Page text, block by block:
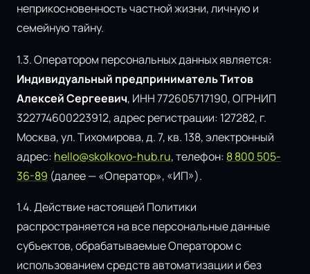
неприкосновенность частной жизни, личную и
семейную тайну.
1.3. Оператором персональных данных является:
Индивидуальный предприниматель Титов
Алексей Сергеевич, ИНН 772605717190, ОГРНИП
322774600223912, адрес регистрации: 127282, г.
Москва, ул. Тихомирова, д. 7, кв. 138, электронный
адрес: hello@skolkovo-hub.ru, телефон: 8 800 505-
36-89 (далее — «Оператор», «ИП»).
1.4. Действие настоящей Политики
распространяется на все персональные данные
субъектов, обрабатываемые Оператором с
использованием средств автоматизации и без